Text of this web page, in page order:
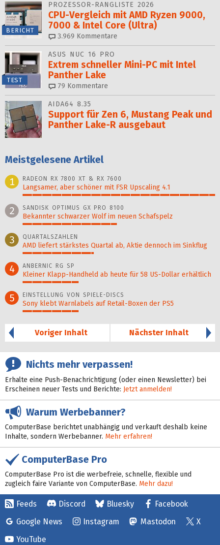
BERICHT
PROZESSOR-RANGLISTE 2026
CPU-Vergleich mit AMD Ryzen 9000,
7000 & Intel Core (Ultra)
3.969 Kommentare
TEST
ASUS NUC 16 PRO
Extrem schneller Mini-PC mit Intel
Panther Lake
79 Kommentare
AIDA64 8.35
Support für Zen 6, Mustang Peak und
Panther Lake-R ausgebaut
Meistgelesene Artikel
1
RADEON RX 7800 XT & RX 7600
Langsamer, aber schöner mit FSR Upscaling 4.1
2 SANDISK OPTIMUS GX PRO 8100
Bekannter schwarzer Wolf im neuen Schafspelz
3 QUARTALSZAHLEN
AMD liefert stärkstes Quartal ab, Aktie dennoch im Sinkflug
4 ANBERNIC RG SP
Kleiner Klapp-Hand­held ab heute für 58 US-Dollar er­hält­lich
5 EINSTELLUNG VON SPIELE-DISCS
Sony klebt Warnlabels auf Retail-Boxen der PS5
Voriger Inhalt
Nächster Inhalt
Nichts mehr verpassen!
Erhalte eine Push-Benachrichtigung (oder einen Newsletter) bei
Erscheinen neuer Tests und Berichte: Jetzt anmelden!
Warum Werbebanner?
ComputerBase berichtet unabhängig und verkauft deshalb keine
Inhalte, sondern Werbebanner. Mehr erfahren!
ComputerBase Pro
ComputerBase Pro ist die werbefreie, schnelle, flexible und
zugleich faire Variante von ComputerBase. Mehr dazu!
Feeds Discord Bluesky
Facebook
Google News
Instagram Mastodon
X
YouTube